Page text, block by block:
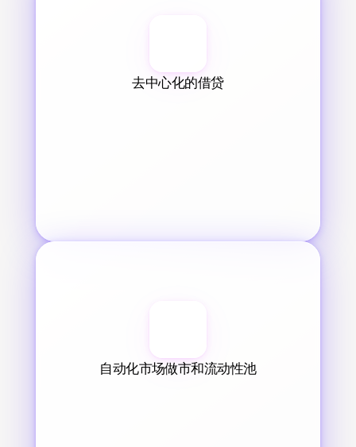
去中心化的借贷
自动化市场做市和流动性池